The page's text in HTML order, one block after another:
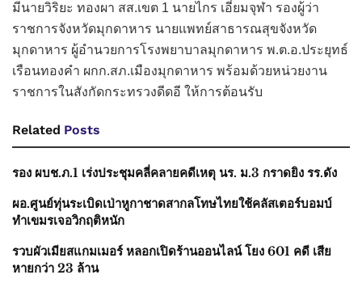
มีนายวิริยะ ทองผา สส.เขต 1 นายไกร เอี่ยมจุฬา รองผู้ว่า
ราชการจังหวัดมุกดาหาร นายแพทย์สาธารณสุขจังหวัด
มุกดาหาร ผู้อำนวยการโรงพยาบาลมุกดาหาร พ.ต.อ.ประยุทธ์
เรือนทองคำ ผกก.สภ.เมืองมุกดาหาร พร้อมด้วยหน่วยงาน
ราชการในสังกัดกระทรวงดีดอี ให้การต้อนรับ
Related Posts
รอง ผบช.ภ.1 เร่งประชุมคลี่คลายคดีเหตุ นร. ม.3 กราดยิง รร.ดัง
ผอ.ศูนย์ทุ่นระเบิดเป่าหูกาชาดสากลโทษไทยใช้คลัสเตอร์บอมบ์
ทำเขมรเจอวิกฤติหนัก
รวบผัวเมียสแกมเมอร์ หลอกเปิดร้านออนไลน์ โยง 601 คดี เสีย
หายกว่า 23 ล้าน